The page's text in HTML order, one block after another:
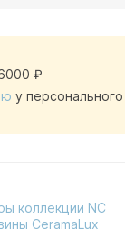
₽
у
коллекции NC
CeramaLux